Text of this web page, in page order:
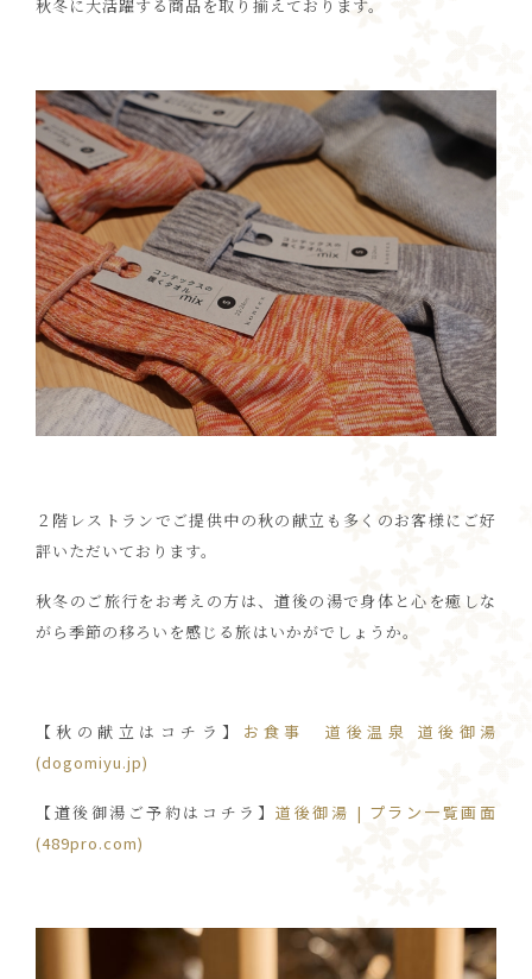
秋冬に大活躍する商品を取り揃えております。
２階レストランでご提供中の秋の献立も多くのお客様にご好
評いただいております。
秋冬のご旅行をお考えの方は、道後の湯で身体と心を癒しな
がら季節の移ろいを感じる旅はいかがでしょうか。
【秋の献立はコチラ】 お食事 道後温泉 道後御湯
(dogomiyu.jp)
【道後御湯ご予約はコチラ】道後御湯 | プラン一覧画面
(489pro.com)